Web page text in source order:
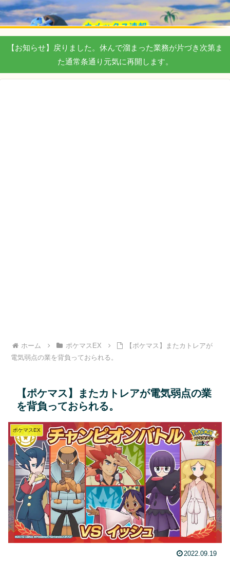
【お知らせ】戻りました。休んで溜まった業務が片づき次第ま
た通常条通り元気に再開します。
ホーム ポケマスEX
【ポケマス】またカトレアが
電気弱点の業を背負っておられる。
【ポケマス】またカトレアが電気弱点の業
を背負っておられる。
ポケマスEX
2022.09.19